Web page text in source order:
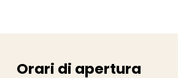
Orari di apertura